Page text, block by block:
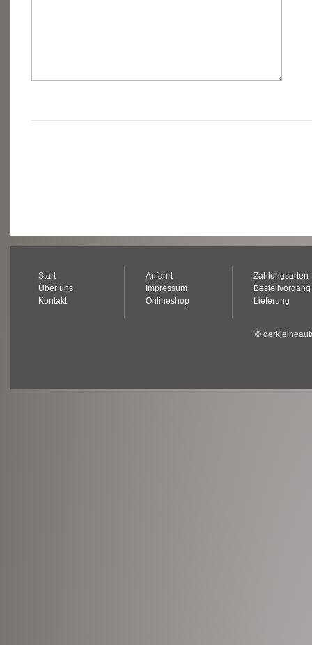
Start
Über uns
Kontakt
Anfahrt
Impressum
Onlineshop
Zahlungsarten
Bestellvorgang
Lieferung
©